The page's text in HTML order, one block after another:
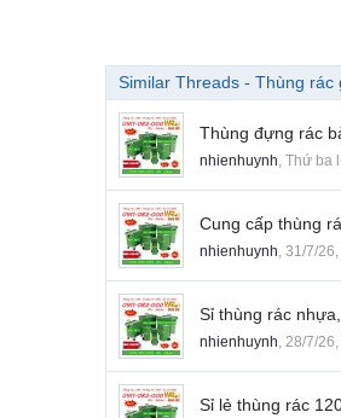
Similar Threads - Thùng rác
Thùng đựng rác
nhienhuynh, Thứ ba
Cung cấp thùng
nhienhuynh, 31/7/26
Sỉ thùng rác
nhienhuynh, 28/7/26
Sỉ lẻ thùng rác